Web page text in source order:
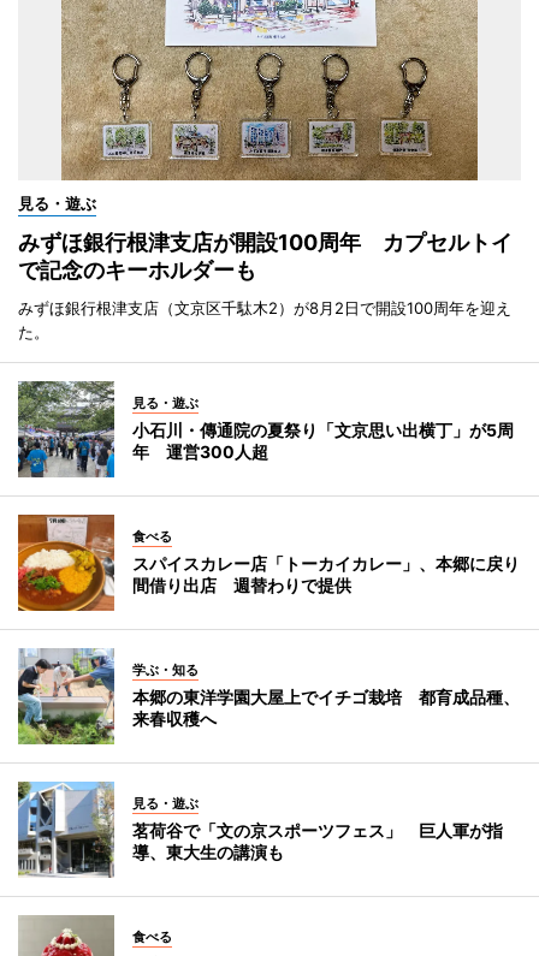
見る・遊ぶ
みずほ銀行根津支店が開設100周年 カプセルトイ
で記念のキーホルダーも
みずほ銀行根津支店（文京区千駄木2）が8月2日で開設100周年を迎え
た。
見る・遊ぶ
小石川・傳通院の夏祭り「文京思い出横丁」が5周
年 運営300人超
食べる
スパイスカレー店「トーカイカレー」、本郷に戻り
間借り出店 週替わりで提供
学ぶ・知る
本郷の東洋学園大屋上でイチゴ栽培 都育成品種、
来春収穫へ
見る・遊ぶ
茗荷谷で「文の京スポーツフェス」 巨人軍が指
導、東大生の講演も
食べる